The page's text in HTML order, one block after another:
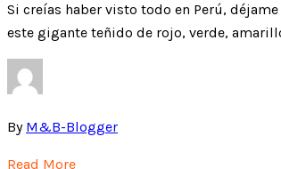
Si creías haber visto todo en Perú,
este gigante teñido de rojo, verde,
By M&B-Blogger
Read More